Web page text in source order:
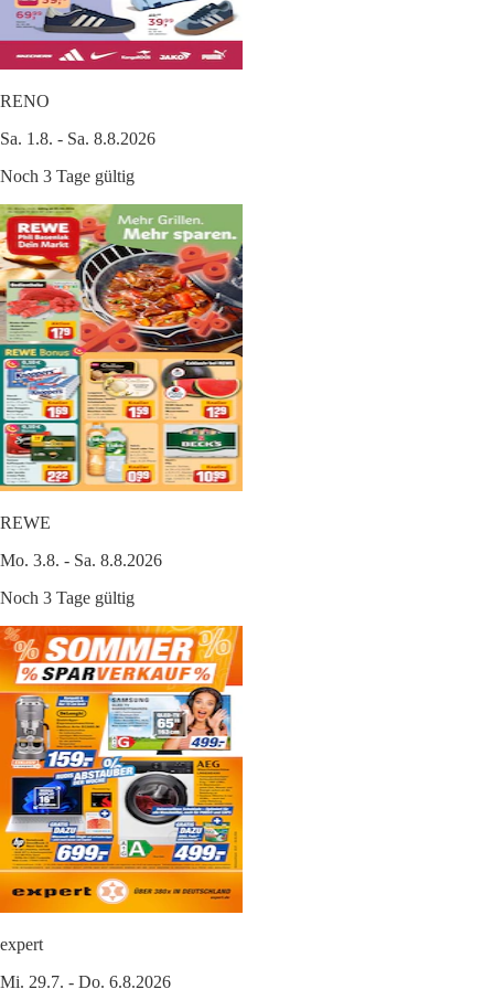
RENO
Sa. 1.8. - Sa. 8.8.2026
Noch 3 Tage gültig
REWE
Mo. 3.8. - Sa. 8.8.2026
Noch 3 Tage gültig
expert
Mi. 29.7. - Do. 6.8.2026